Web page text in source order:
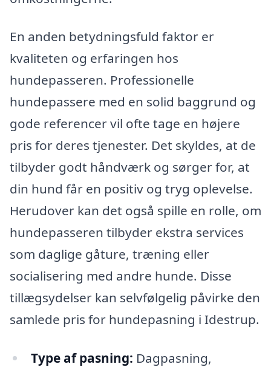
En anden betydningsfuld faktor er
kvaliteten og erfaringen hos
hundepasseren. Professionelle
hundepassere med en solid baggrund og
gode referencer vil ofte tage en højere
pris for deres tjenester. Det skyldes, at de
tilbyder godt håndværk og sørger for, at
din hund får en positiv og tryg oplevelse.
Herudover kan det også spille en rolle, om
hundepasseren tilbyder ekstra services
som daglige gåture, træning eller
socialisering med andre hunde. Disse
tillægsydelser kan selvfølgelig påvirke den
samlede pris for hundepasning i Idestrup.
Type af pasning: Dagpasning,